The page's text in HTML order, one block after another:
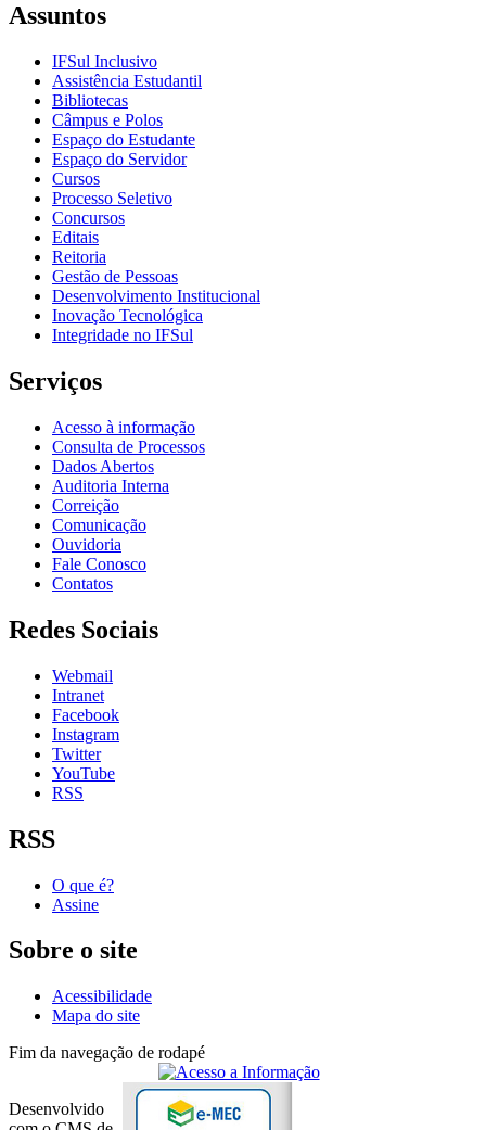
Assuntos
IFSul Inclusivo
Assistência Estudantil
Bibliotecas
Câmpus e Polos
Espaço do Estudante
Espaço do Servidor
Cursos
Processo Seletivo
Concursos
Editais
Reitoria
Gestão de Pessoas
Desenvolvimento Institucional
Inovação Tecnológica
Integridade no IFSul
Serviços
Acesso à informação
Consulta de Processos
Dados Abertos
Auditoria Interna
Correição
Comunicação
Ouvidoria
Fale Conosco
Contatos
Redes Sociais
Webmail
Intranet
Facebook
Instagram
Twitter
YouTube
RSS
RSS
O que é?
Assine
Sobre o site
Acessibilidade
Mapa do site
Fim da navegação de rodapé
Desenvolvido